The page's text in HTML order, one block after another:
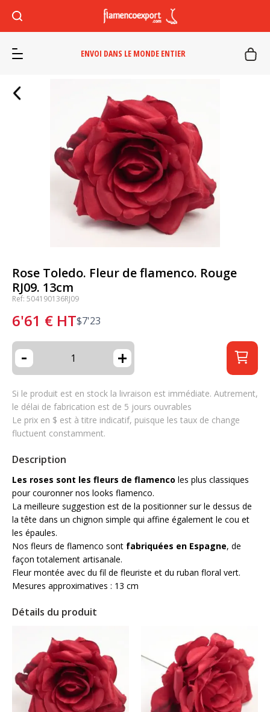
ENVOI DANS LE MONDE ENTIER
Rose Toledo. Fleur de flamenco. Rouge
RJ09. 13cm
Ref: 504190136RJ09
6'61 € HT$7'23
- +
Si le produit est en stock la livraison est immédiate. Autrement,
le délai de fabrication est de 5 jours ouvrables
Le prix en $ est à titre indicatif, puisque les taux de change
fluctuent constamment.
Description
Les roses sont les fleurs de flamenco les plus classiques
pour couronner nos looks flamenco.
La meilleure suggestion est de la positionner sur le dessus de
la tête dans un chignon simple qui affine également le cou et
les épaules.
Nos fleurs de flamenco sont fabriquées en Espagne, de
façon totalement artisanale.
Fleur montée avec du fil de fleuriste et du ruban floral vert.
Mesures approximatives : 13 cm
Détails du produit